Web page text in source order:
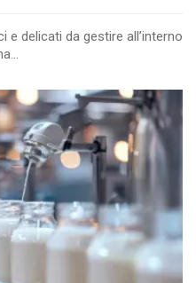
e delicati da gestire all’interno